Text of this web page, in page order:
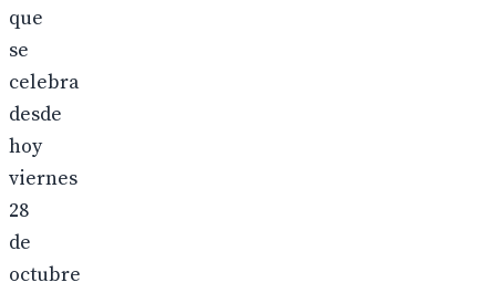
que
se
celebra
desde
hoy
viernes
28
de
octubre